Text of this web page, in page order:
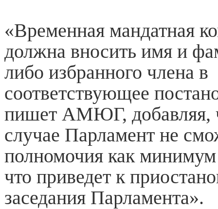
«Временная мандатная
должна вносить имя и
либо избранного члена в
соответствующее
пишет АМЮГ, добавляя,
случае Парламент не
полномочия как минимум
что приведет к
заседания Парламента».